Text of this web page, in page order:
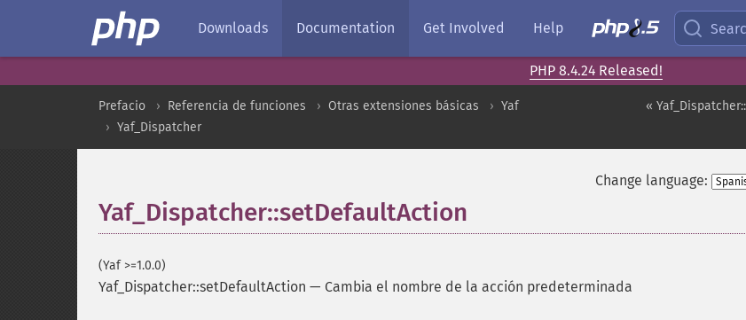
Downloads Documentation Get Involved Help
PHP 8.4.24 Released!
«
Prefacio Referencia de funciones Otras extensiones básicas
Yaf
Yaf_Dispatcher
Change language:
Yaf_Dispatcher::setDefaultAction
(Yaf >=1.0.0)
Yaf_Dispatcher::setDefaultAction — Cambia el nombre de la acción predeterminada